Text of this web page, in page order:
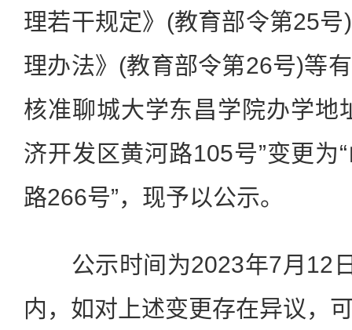
理若干规定》(教育部令第25
理办法》(教育部令第26号)等
核准聊城大学东昌学院办学地
济开发区黄河路105号”变更为
路266号”，现予以公示。
公示时间为2023年7月12
内，如对上述变更存在异议，